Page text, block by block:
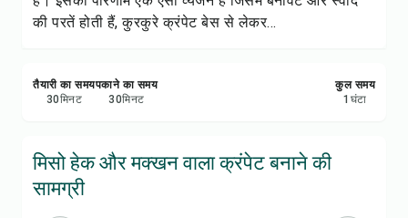
की परतें होती हैं, कुरकुरे क्रंपेट बेस से लेकर...
तैयारी का समय
30मिनट
पकाने का समय
30मिनट
कुल समय
1 घंटा
मिसो हेक और मक्खन वाला क्रंपेट बनाने की
सामग्री